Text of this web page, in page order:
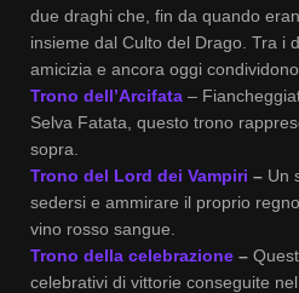
due draghi che, fin da quando
insieme dal Culto del Drago. Tra i
amicizia e ancora oggi
Trono dell’Arcifata –
Selva Fatata, questo trono
sopra.
Trono del Lord dei Vampiri – Un
sedersi e ammirare il proprio
vino rosso sangue.
Trono della celebrazione –
celebrativi di vittorie conseguite